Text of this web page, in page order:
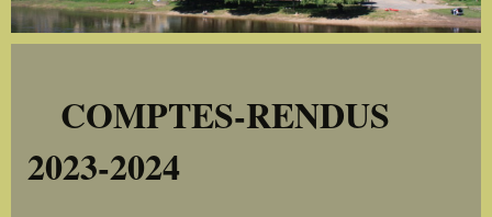
COMPTES-RENDUS
2023-2024